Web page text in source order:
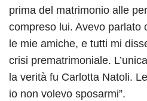
prima del matrimonio alle
compreso lui. Avevo parlato
le mie amiche, e tutti mi
crisi prematrimoniale.
la verità fu Carlotta Natoli.
io non volevo sposarmi”.